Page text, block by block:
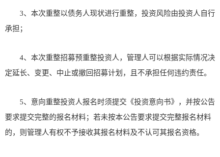
3、本次重整以债务人现状进行重整，投资风险由投资人自行
承担；
4、本次重整招募预重整投资人，管理人可以根据实际情况决
定延长、变更、中止或撤回招募计划，且不承担任何违约责任。
5、意向重整投资人报名时须提交《投资意向书》，并按公告
要求提交完整的报名材料；若未按本公告要求提交完整报名材料
的，则管理人有权不予接收其报名材料及不认可其报名资格。